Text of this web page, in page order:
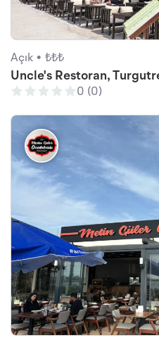
Açık • ₺₺₺
Uncle's Restoran,
0 (0)